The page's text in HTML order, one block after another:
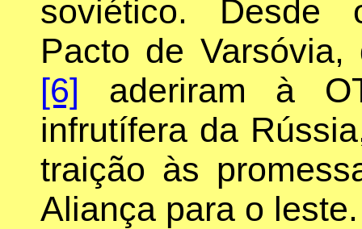
soviético. Desde
Pacto de
[6] aderiram à
infrutífera da
traição às
Aliança para o leste.